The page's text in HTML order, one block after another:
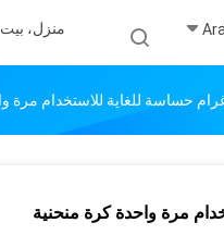
منزل، بيت
مرة واحدة كرة منحنية